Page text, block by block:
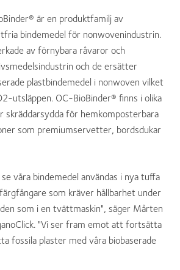
är en produktfamilj av
bindemedel för nonwovenindustrin.
av förnybara råvaror och
och de ersätter
plastbindemedel i nonwoven vilket
utsläppen. OC-BioBinder® finns i olika
skräddarsydda för hemkomposterbara
som premiumservetter, bordsdukar
våra bindemedel användas i nya tuffa
som kräver hållbarhet under
som i en tvättmaskin", säger Mårten
"Vi ser fram emot att fortsätta
fossila plaster med våra biobaserade